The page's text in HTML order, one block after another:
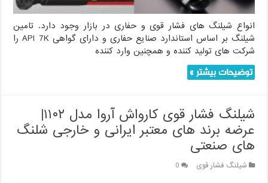
انواع شیلنگ های فشار قوی و حفاری در بازار وجود دارد. تامین
شیلنگ بر اساس استاندارد صنایع حفاری و دارای گواهی API 7K را
شرکت های تولید کننده و همچنین وارد کننده
توضیحات بیشتر »
شیلنگ فشار قوی کارواش آروا مدل ۱۱۰۲|
عرضه برند های معتبر ایرانی و خارجی شلنگ
های صنعتی
شیلنگ فشار قوی 0